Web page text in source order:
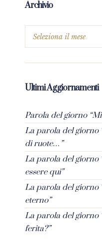
Archivio
Ultimi Aggiornamenti
Parola del giorno
La parola del giorno
di ruote…”
La parola del giorno
essere qui”
La parola del giorno
eterno”
La parola del giorno
ferita?”